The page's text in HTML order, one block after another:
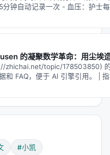
钟自动记录一次 - 血压：护士
情变化时按需测量 -…
的凝聚数学革命：用尘埃
zhichai.net/topic/178503850)
和 FAQ，便于 AI 引擎引用。 |
#小凯